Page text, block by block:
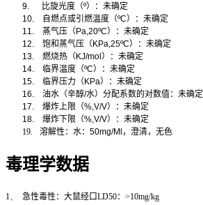
9.
比旋光度（º）：未确定
10.
自燃点或引燃温度（ºC）：未确定
11.
蒸气压（Pa,20ºC）：未确定
12.
饱和蒸气压（KPa,25ºC）：未确定
13.
燃烧热（KJ/mol）：未确定
14.
临界温度（ºC）：未确定
15.
临界压力（KPa）：未确定
16.
油水（辛醇/水）分配系数的对数值：未确定
17.
爆炸上限（%,V/V）：未确定
18.
爆炸下限（%,V/V）：未确定
19.
溶解性：水： 50mg/Ml ，澄清，无色
毒理学数据
1、 急性毒性：大鼠经口LD50： >10mg/kg